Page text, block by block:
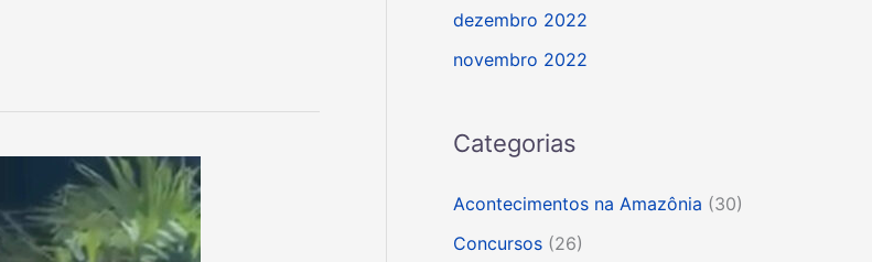
dezembro 2022
novembro 2022
Categorias
Acontecimentos na Amazônia (30)
Concursos (26)